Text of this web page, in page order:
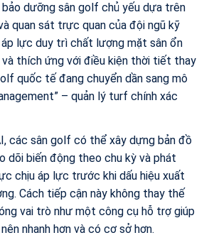
bảo dưỡng sân golf chủ yếu dựa trên
quan sát trực quan của đội ngũ kỹ
áp lực duy trì chất lượng mặt sân ổn
thích ứng với điều kiện thời tiết thay
quốc tế đang chuyển dần sang mô
– quản lý turf chính xác
các sân golf có thể xây dựng bản đồ
dõi biến động theo chu kỳ và phát
chịu áp lực trước khi dấu hiệu xuất
Cách tiếp cận này không thay thế
vai trò như một công cụ hỗ trợ giúp
nhanh hơn và có cơ sở hơn.